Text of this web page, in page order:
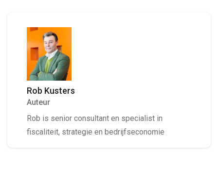
Rob Kusters
Auteur
Rob is senior consultant en specialist in
fiscaliteit, strategie en bedrijfseconomie